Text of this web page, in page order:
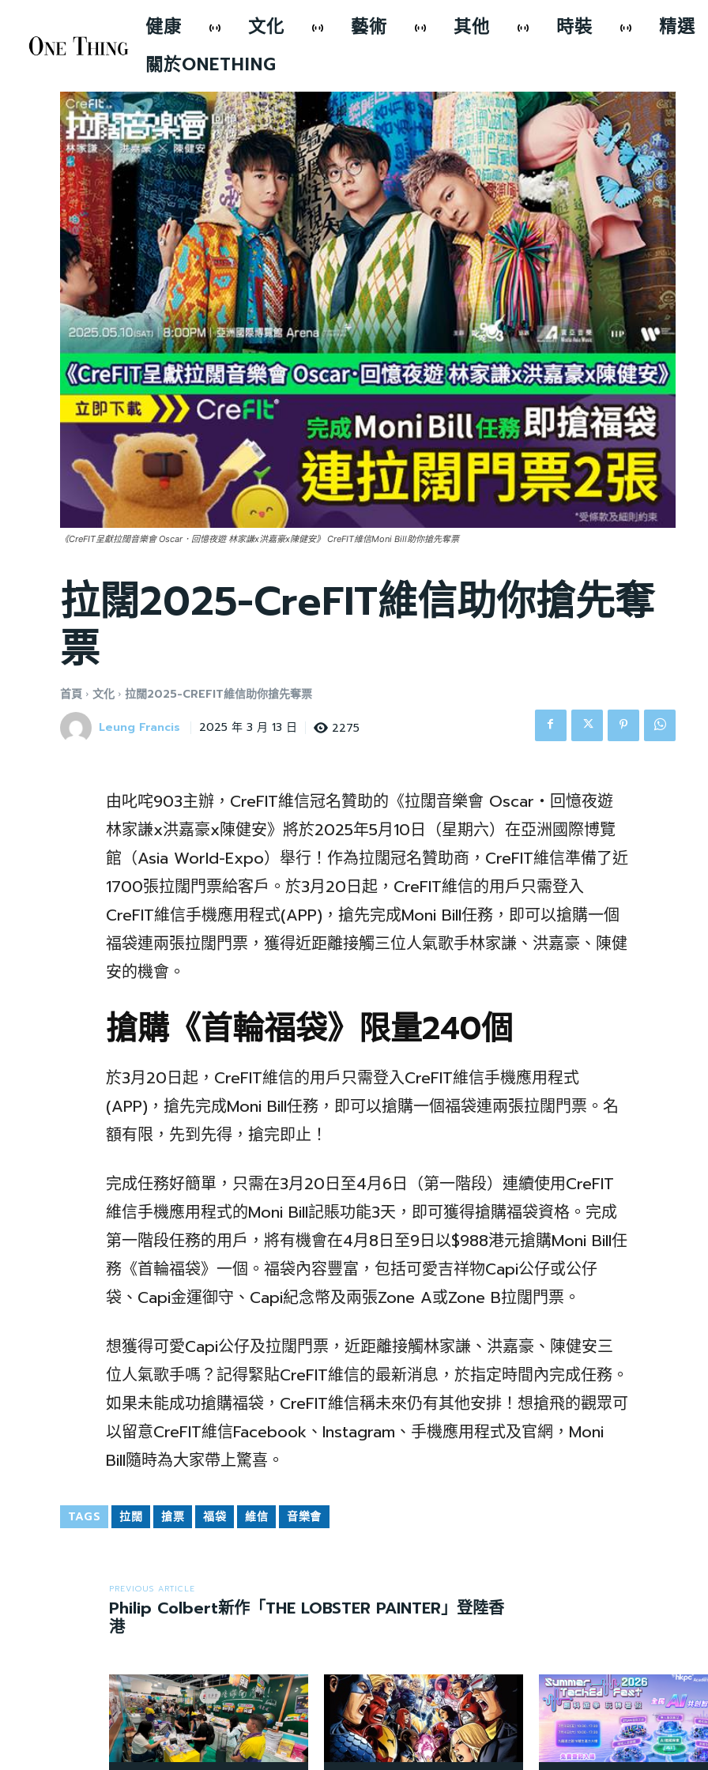
健康 文化 藝術 其他 時裝
精選
關於ONETHING
《CreFIT呈獻拉闊音樂會 Oscar．回憶夜遊 林家謙x洪嘉豪x陳健安》 CreFIT維信Moni Bill助你搶先奪票
拉闊2025-CreFIT維信助你搶先奪
票
首頁 文化 拉闊2025-CREFIT維信助你搶先奪票
Leung Francis 2025 年 3 月 13 日 2275
由叱咤903主辦，CreFIT維信冠名贊助的《拉闊音樂會 Oscar‧回憶夜遊
林家謙x洪嘉豪x陳健安》將於2025年5月10日（星期六）在亞洲國際博覽
館（Asia World-Expo）舉行！作為拉闊冠名贊助商，CreFIT維信準備了近
1700張拉闊門票給客戶。於3月20日起，CreFIT維信的用戶只需登入
CreFIT維信手機應用程式(APP)，搶先完成Moni Bill任務，即可以搶購一個
福袋連兩張拉闊門票，獲得近距離接觸三位人氣歌手林家謙、洪嘉豪、陳健
安的機會。
搶購《首輪福袋》限量240個
於3月20日起，CreFIT維信的用戶只需登入CreFIT維信手機應用程式
(APP)，搶先完成Moni Bill任務，即可以搶購一個福袋連兩張拉闊門票。名
額有限，先到先得，搶完即止！
完成任務好簡單，只需在3月20日至4月6日（第一階段）連續使用CreFIT
維信手機應用程式的Moni Bill記賬功能3天，即可獲得搶購福袋資格。完成
第一階段任務的用戶，將有機會在4月8日至9日以$988港元搶購Moni Bill任
務《首輪福袋》一個。福袋內容豐富，包括可愛吉祥物Capi公仔或公仔
袋、Capi金運御守、Capi紀念幣及兩張Zone A或Zone B拉闊門票。
想獲得可愛Capi公仔及拉闊門票，近距離接觸林家謙、洪嘉豪、陳健安三
位人氣歌手嗎？記得緊貼CreFIT維信的最新消息，於指定時間內完成任務。
如果未能成功搶購福袋，CreFIT維信稱未來仍有其他安排！想搶飛的觀眾可
以留意CreFIT維信Facebook、Instagram、手機應用程式及官網，Moni
Bill隨時為大家帶上驚喜。
TAGS 拉闊 搶票 福袋 維信 音樂會
PREVIOUS ARTICLE
Philip Colbert新作「THE LOBSTER PAINTER」登陸香
港